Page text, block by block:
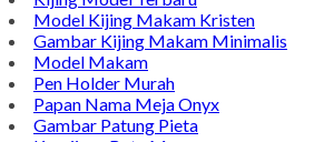
Model Kijing Makam Kristen
Gambar Kijing Makam Minimalis
Model Makam
Pen Holder Murah
Papan Nama Meja Onyx
Gambar Patung Pieta